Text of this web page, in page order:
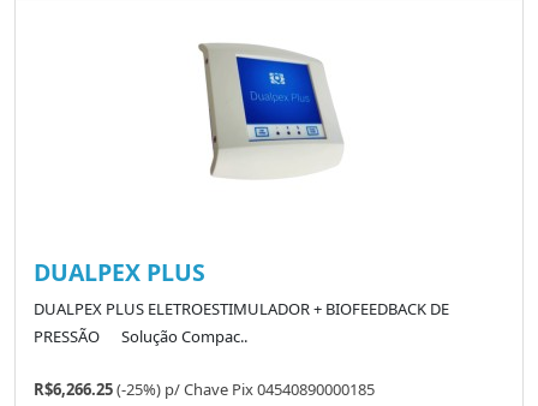
DUALPEX PLUS
DUALPEX PLUS ELETROESTIMULADOR + BIOFEEDBACK DE
PRESSÃO Solução Compac..
R$6,266.25(-25%) p/Chave Pix 04540890000185